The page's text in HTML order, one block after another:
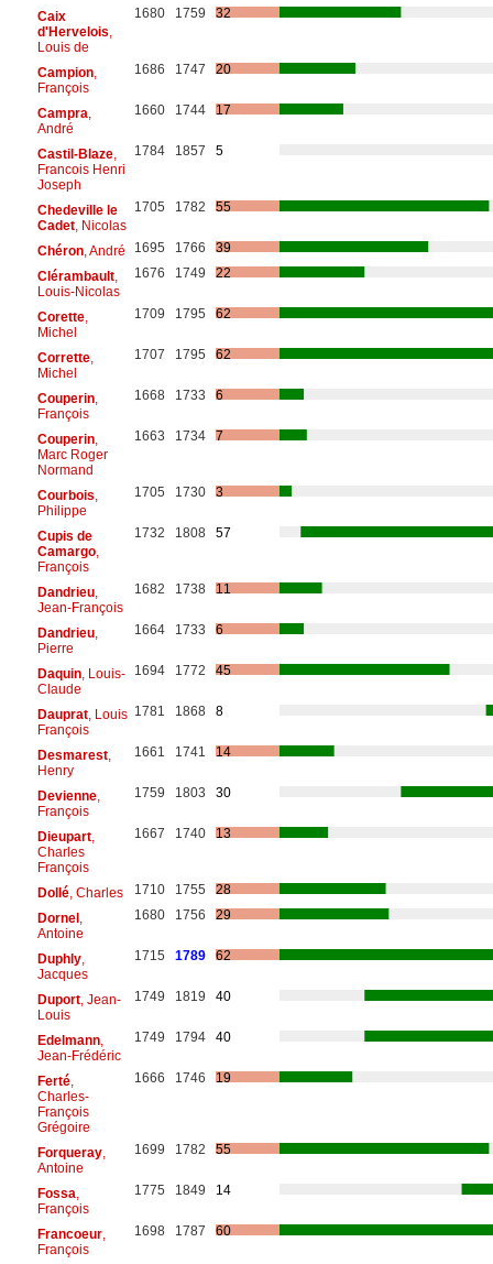
Caix
d'Hervelois
Louis de
1680 1759 32
Campion,
François
1686 1747 20
Campra
André
1660 1744 17
Castil-Blaze,
Francois Henri
Joseph
1784 1857 5
Chedeville le
Cadet, Nicolas
1705 1782 55
Chéron, André 1695 1766
39
Clérambault,
Louis-Nicolas
1676 1749 22
Corette,
Michel
1709 1795 62
Corrette,
Michel
1707 1795 62
Couperin,
François
1668 1733 6
Couperin,
Marc Roger
Normand
1663 1734 7
Courbois
Philippe
1705 1730 3
Cupis de
Camargo,
François
1732 1808 57
Dandrieu,
Jean-François
1682 1738 11
Dandrieu,
Pierre
1664 1733 6
Daquin, Louis-
Claude
1694 1772 45
Dauprat, Louis
François
1781 1868 8
Desmarest,
Henry
1661 1741 14
Devienne,
François
1759 1803 30
Dieupart,
Charles
François
1667 1740 13
Dollé, Charles 1710 1755
28
Dornel,
Antoine
1680 1756 29
Duphly,
Jacques
1715 1789 62
Duport, Jean-
Louis
1749 1819 40
Edelmann,
Jean-Frédéric
1749 1794 40
Ferté,
Charles-
François
Grégoire
1666 1746 19
Forqueray,
Antoine
1699 1782 55
Fossa
François
1775 1849 14
Francoeur,
François
1698 1787 60